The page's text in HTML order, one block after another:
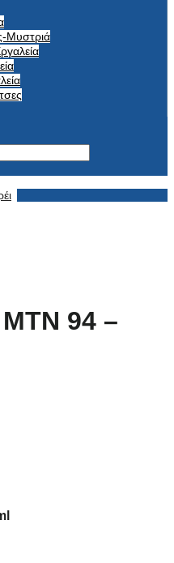
Μυστριά
94 –